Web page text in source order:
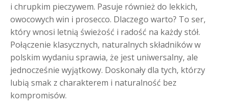
i chrupkim pieczywem. Pasuje również do lekkich,
owocowych win i prosecco. Dlaczego warto? To ser,
który wnosi letnią świeżość i radość na każdy stół.
Połączenie klasycznych, naturalnych składników w
polskim wydaniu sprawia, że jest uniwersalny, ale
jednocześnie wyjątkowy. Doskonały dla tych, którzy
lubią smak z charakterem i naturalność bez
kompromisów.